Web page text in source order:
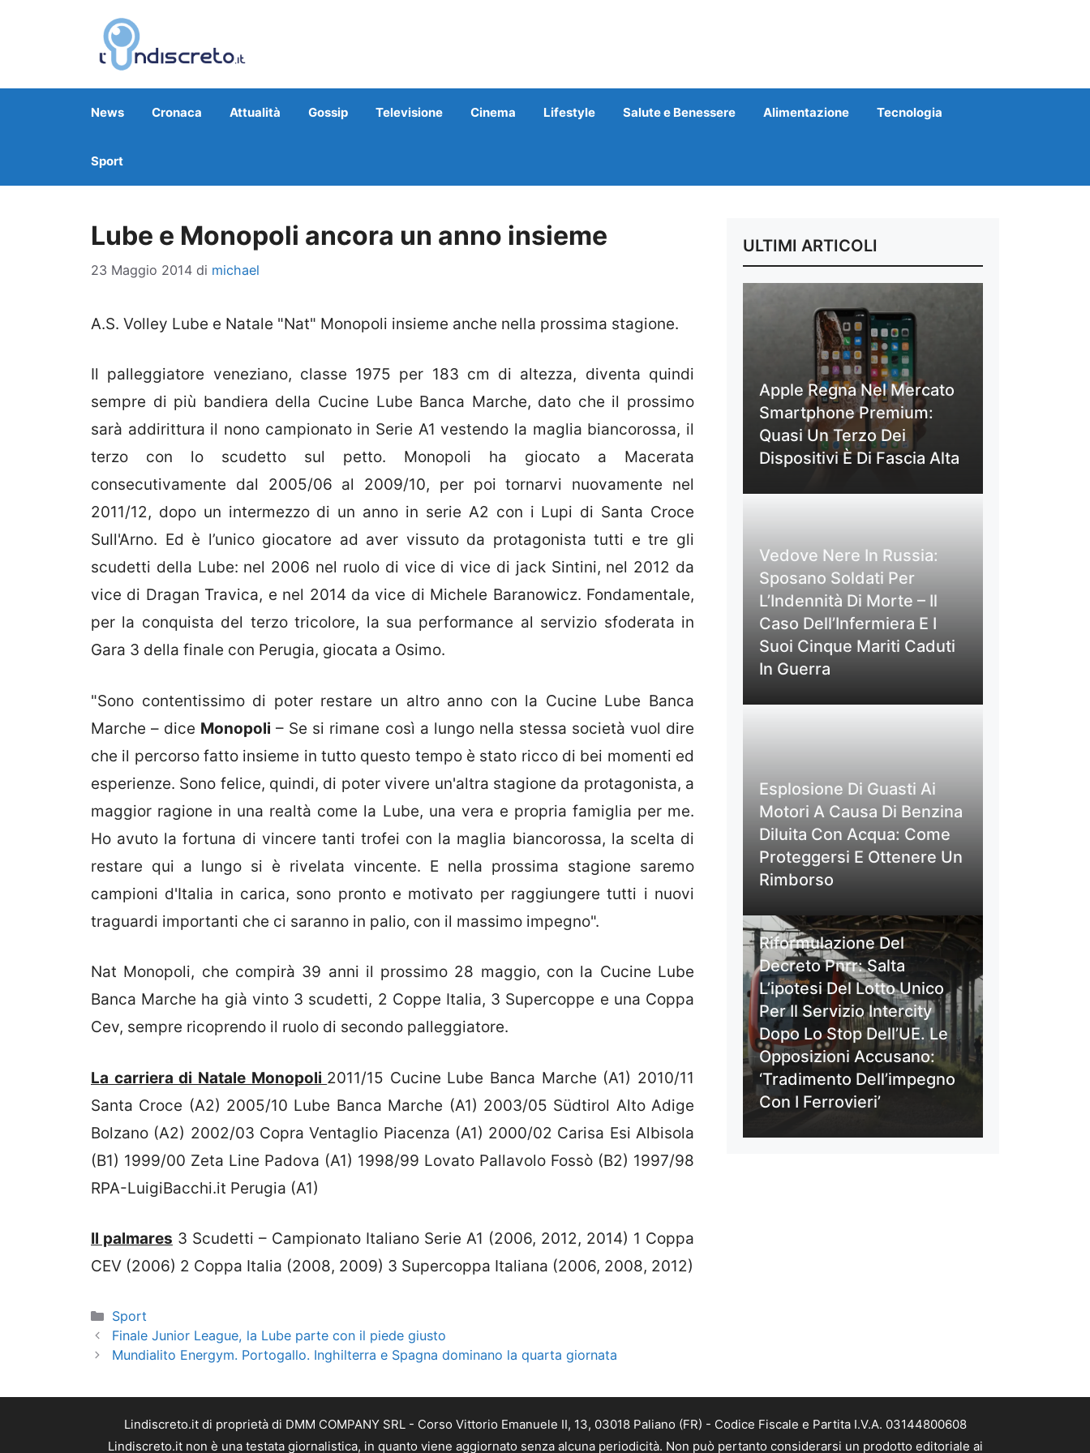
News Cronaca Attualità Gossip Televisione Cinema Lifestyle Salute e Benessere Alimentazione Tecnologia
Sport
Lube e Monopoli ancora un anno insieme
23 Maggio 2014 di michael
A.S. Volley Lube e Natale "Nat" Monopoli insieme anche nella prossima stagione.
Il palleggiatore veneziano, classe 1975 per 183 cm di altezza, diventa quindi
sempre di più bandiera della Cucine Lube Banca Marche, dato che il prossimo
sarà addirittura il nono campionato in Serie A1 vestendo la maglia biancorossa, il
terzo con lo scudetto sul petto. Monopoli ha giocato a Macerata
consecutivamente dal 2005/06 al 2009/10, per poi tornarvi nuovamente nel
2011/12, dopo un intermezzo di un anno in serie A2 con i Lupi di Santa Croce
Sull'Arno. Ed è l’unico giocatore ad aver vissuto da protagonista tutti e tre gli
scudetti della Lube: nel 2006 nel ruolo di vice di vice di jack Sintini, nel 2012 da
vice di Dragan Travica, e nel 2014 da vice di Michele Baranowicz. Fondamentale,
per la conquista del terzo tricolore, la sua performance al servizio sfoderata in
Gara 3 della finale con Perugia, giocata a Osimo.
"Sono contentissimo di poter restare un altro anno con la Cucine Lube Banca
Marche – dice Monopoli – Se si rimane così a lungo nella stessa società vuol dire
che il percorso fatto insieme in tutto questo tempo è stato ricco di bei momenti ed
esperienze. Sono felice, quindi, di poter vivere un'altra stagione da protagonista, a
maggior ragione in una realtà come la Lube, una vera e propria famiglia per me.
Ho avuto la fortuna di vincere tanti trofei con la maglia biancorossa, la scelta di
restare qui a lungo si è rivelata vincente. E nella prossima stagione saremo
campioni d'Italia in carica, sono pronto e motivato per raggiungere tutti i nuovi
traguardi importanti che ci saranno in palio, con il massimo impegno".
Nat Monopoli, che compirà 39 anni il prossimo 28 maggio, con la Cucine Lube
Banca Marche ha già vinto 3 scudetti, 2 Coppe Italia, 3 Supercoppe e una Coppa
Cev, sempre ricoprendo il ruolo di secondo palleggiatore.
La carriera di Natale Monopoli 2011/15 Cucine Lube Banca Marche (A1) 2010/11
Santa Croce (A2) 2005/10 Lube Banca Marche (A1) 2003/05 Südtirol Alto Adige
Bolzano (A2) 2002/03 Copra Ventaglio Piacenza (A1) 2000/02 Carisa Esi Albisola
(B1) 1999/00 Zeta Line Padova (A1) 1998/99 Lovato Pallavolo Fossò (B2) 1997/98
RPA-LuigiBacchi.it Perugia (A1)
Il palmares 3 Scudetti – Campionato Italiano Serie A1 (2006, 2012, 2014) 1 Coppa
CEV (2006) 2 Coppa Italia (2008, 2009) 3 Supercoppa Italiana (2006, 2008, 2012)
Categorie
Sport
Finale Junior League, la Lube parte con il piede giusto
Mundialito Energym. Portogallo. Inghilterra e Spagna dominano la quarta giornata
ULTIMI ARTICOLI
Apple Regna Nel Mercato
Smartphone Premium:
Quasi Un Terzo Dei
Dispositivi È Di Fascia Alta
Vedove Nere In Russia:
Sposano Soldati Per
L’Indennità Di Morte – Il
Caso Dell’Infermiera E I
Suoi Cinque Mariti Caduti
In Guerra
Esplosione Di Guasti Ai
Motori A Causa Di Benzina
Diluita Con Acqua: Come
Proteggersi E Ottenere Un
Rimborso
Riformulazione Del
Decreto Pnrr: Salta
L’ipotesi Del Lotto Unico
Per Il Servizio Intercity
Dopo Lo Stop Dell’UE. Le
Opposizioni Accusano:
‘Tradimento Dell’impegno
Con I Ferrovieri’
Lindiscreto.it di proprietà di DMM COMPANY SRL - Corso Vittorio Emanuele II, 13, 03018 Paliano (FR) - Codice Fiscale e Partita I.V.A. 03144800608
Lindiscreto.it non è una testata giornalistica, in quanto viene aggiornato senza alcuna periodicità. Non può pertanto considerarsi un prodotto editoriale ai